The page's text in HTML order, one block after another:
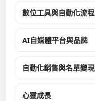
數位工具與自動化流程
AI自媒體平台與品牌
自動化銷售與名單變現
心靈成長